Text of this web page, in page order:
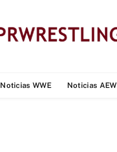
Noticias WWE Noticias AEW